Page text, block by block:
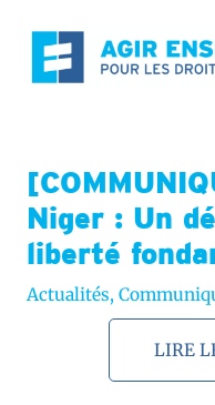
contenu
Niger : Un
liberté
Actualités,
LIRE